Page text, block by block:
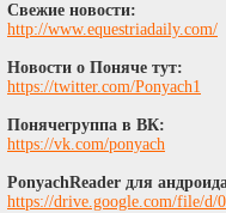
Свежие новости:
http://www.equestriadaily.com/
Новости о Поняче тут:
https://twitter.com/Ponyach1
Понячегруппа в ВК:
https://vk.com/ponyach
PonyachReader для
https://drive.google.com/file/d/